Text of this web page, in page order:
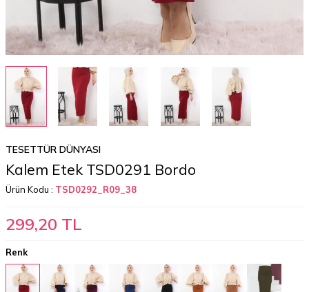
TESETTÜR DÜNYASI
Kalem Etek TSD0291 Bordo
Ürün Kodu : TSD0292_R09_38
299,20 TL
Renk